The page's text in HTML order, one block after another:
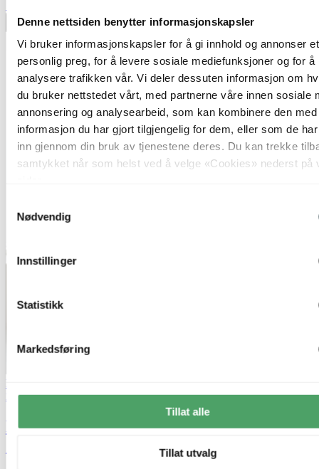
Denne nettsiden benytter informasjonskapsler
Vi bruker informasjonskapsler for å gi innhold og annonser et
personlig preg, for å levere sosiale mediefunksjoner og for å
analysere trafikken vår. Vi deler dessuten informasjon om
du bruker nettstedet vårt, med partnerne våre innen sosiale
annonsering og analysearbeid, som kan kombinere den med
informasjon du har gjort tilgjengelig for dem, eller som de
inn gjennom din bruk av tjenestene deres. Du kan trekke
samtykket når som helst ved å velge «Cookies» nederst på
Nødvendig
Innstillinger
Statistikk
Markedsføring
Tillat alle
Tillat utvalg
Legg til ønskeliste
Bestselger
Nova Life
Felicia Trio gulvlampe uten skjermer 3lys